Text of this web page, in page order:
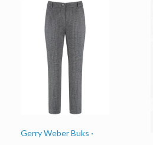
Gerry Weber Buks ·